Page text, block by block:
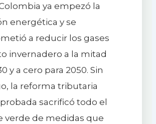
ya empezó la
energética y se
a reducir los gases
invernadero a la mitad
y a cero para 2050. Sin
la reforma tributaria
sacrificó todo el
verde de medidas que